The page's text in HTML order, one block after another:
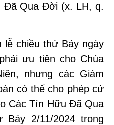
Đã Qua Đời (x. LH, q.
lễ chiều thứ Bảy ngày
ưu tiên cho Chúa
nhưng các Giám
có thể cho phép cử
Các Tín Hữu Đã Qua
2/11/2024 trong